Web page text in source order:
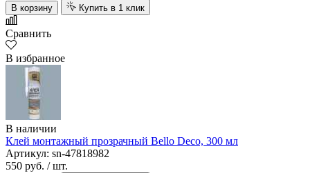
В корзину Купить в 1 клик
Сравнить
В избранное
В наличии
Клей монтажный прозрачный Bello Deco, 300 мл
Артикул: sn-47818982
550 руб. / шт.